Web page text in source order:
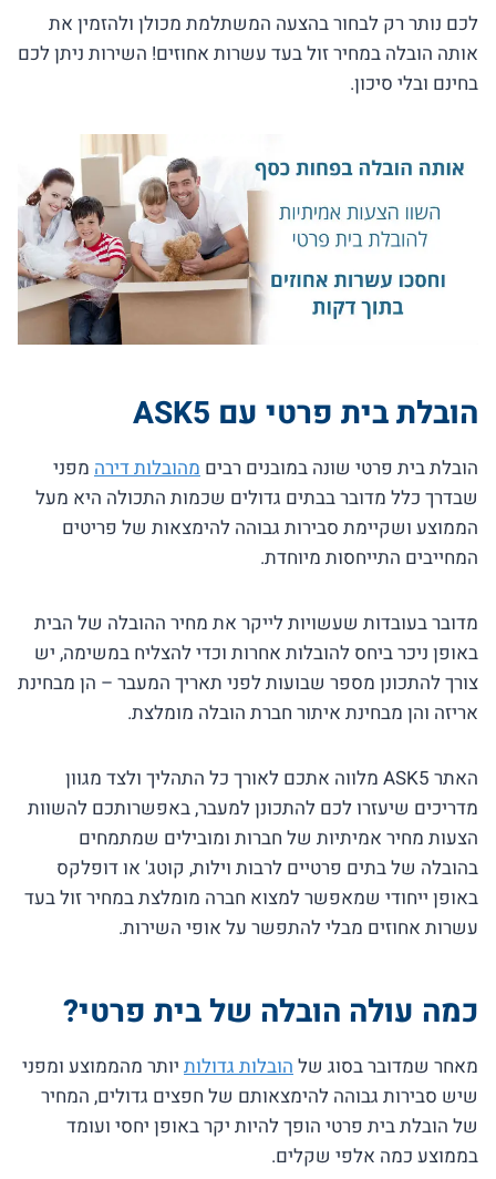
לכם נותר רק לבחור בהצעה המשתלמת מכולן ולהזמין את
אותה הובלה במחיר זול בעד עשרות אחוזים! השירות ניתן לכם
בחינם ובלי סיכון.
הובלת בית פרטי עם ASK5
הובלת בית פרטי שונה במובנים רבים מהובלות דירה מפני
שבדרך כלל מדובר בבתים גדולים שכמות התכולה היא מעל
הממוצע ושקיימת סבירות גבוהה להימצאות של פריטים
המחייבים התייחסות מיוחדת.
מדובר בעובדות שעשויות לייקר את מחיר ההובלה של הבית
באופן ניכר ביחס להובלות אחרות וכדי להצליח במשימה, יש
צורך להתכונן מספר שבועות לפני תאריך המעבר – הן מבחינת
אריזה והן מבחינת איתור חברת הובלה מומלצת.
האתר ASK5 מלווה אתכם לאורך כל התהליך ולצד מגוון
מדריכים שיעזרו לכם להתכונן למעבר, באפשרותכם להשוות
הצעות מחיר אמיתיות של חברות ומובילים שמתמחים
בהובלה של בתים פרטיים לרבות וילות, קוטג' או דופלקס
באופן ייחודי שמאפשר למצוא חברה מומלצת במחיר זול בעד
עשרות אחוזים מבלי להתפשר על אופי השירות.
כמה עולה הובלה של בית פרטי?
מאחר שמדובר בסוג שלהובלות גדולות יותר מהממוצע ומפני
שיש סבירות גבוהה להימצאותם של חפצים גדולים, המחיר
של הובלת בית פרטי הופך להיות יקר באופן יחסי ועומד
בממוצע כמה אלפי שקלים.